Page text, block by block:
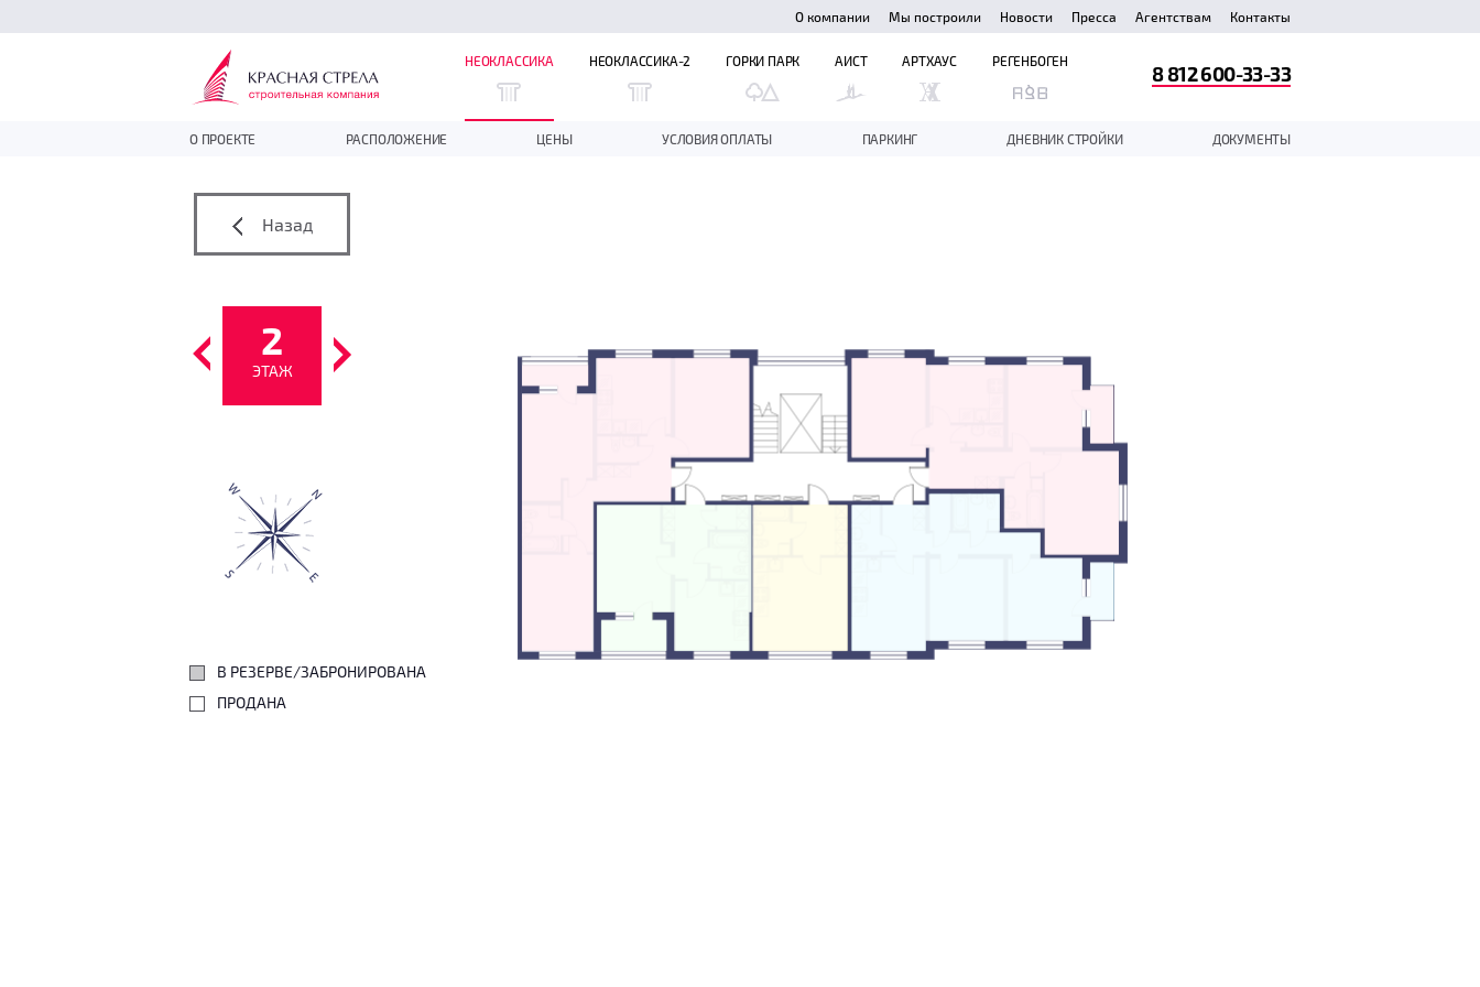
О компании Мы построили Новости Пресса Агентствам Контакты
НЕОКЛАССИКА
О ПРОЕКТЕ РАСПОЛОЖЕНИЕ ЦЕНЫ УСЛОВИЯ ОПЛАТЫ ПАРКИНГ ДНЕВНИК СТРОЙКИ ДОКУМЕНТЫ
НЕОКЛАССИКА-2 ГОРКИ ПАРК АИСТ АРТХАУС РЕГЕНБОГЕН
8 812 600-33-33
Назад
2
ЭТАЖ
В РЕЗЕРВЕ/ЗАБРОНИРОВАНА
ПРОДАНА